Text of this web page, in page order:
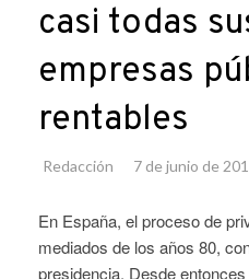
casi todas
empresas
rentables
Redacción 7 de junio de
En España, el proceso de
mediados de los años 80,
presidencia. Desde